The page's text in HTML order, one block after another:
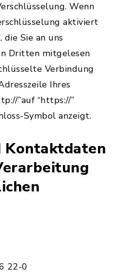
Wenn
aktiviert
die Sie an uns
Dritten mitgelesen
Verbindung
Ihres
”auf “https://”
Symbol anzeigt.
Kontaktdaten
22-0